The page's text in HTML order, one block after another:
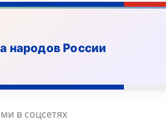
народов России
в соцсетях